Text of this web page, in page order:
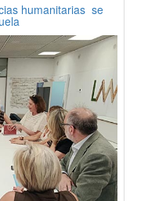
humanitarias se